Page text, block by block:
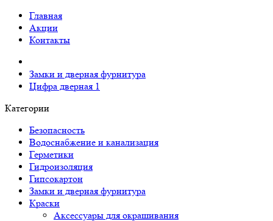
Главная
Акции
Контакты
Замки и дверная фурнитура
Цифра дверная 1
Категории
Безопасность
Водоснабжение и канализация
Герметики
Гидроизоляция
Гипсокартон
Замки и дверная фурнитура
Краски
Аксессуары для окрашивания